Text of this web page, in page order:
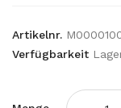
Artikelnr.
Verfügbarkeit